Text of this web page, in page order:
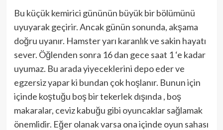
Bu küçük kemirici gününün büyük bir bölümünü
uyuyarak geçirir. Ancak günün sonunda, akşama
doğru uyanır. Hamster yarı karanlık ve sakin hayatı
sever. Öğlenden sonra 16 dan gece saat 1 ‘e kadar
uyumaz. Bu arada yiyeceklerini depo eder ve
egzersiz yapar ki bundan çok hoşlanır. Bunun için
içinde koştuğu boş bir tekerlek dışında , boş
makaralar, ceviz kabuğu gibi oyuncaklar sağlamak
önemlidir. Eğer olanak varsa ona içinde oyun sahası